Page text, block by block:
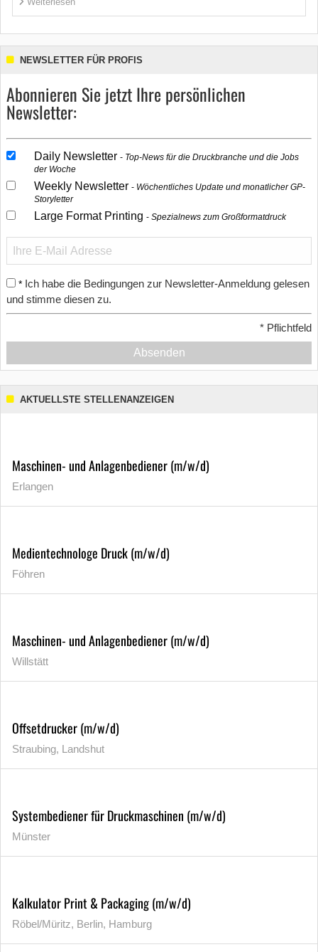
NEWSLETTER FÜR PROFIS
Abonnieren Sie jetzt Ihre persönlichen
Newsletter:
Daily Newsletter
Top-News für die Druckbranche und die Jobs
der Woche
Weekly Newsletter
Wöchentliches Update und monatlicher GP-
Storyletter
Large Format Printing Spezialnews zum Großformatdruck
* Ich habe die Bedingungen zur Newsletter-Anmeldung gelesen
und stimme diesen zu.
* Pflichtfeld
Absenden
AKTUELLSTE STELLENANZEIGEN
Maschinen- und Anlagenbediener (m/w/d)
Erlangen
Medientechnologe Druck (m/w/d)
Föhren
Maschinen- und Anlagenbediener (m/w/d)
Willstätt
Offsetdrucker (m/w/d)
Straubing, Landshut
Systembediener für Druckmaschinen (m/w/d)
Münster
Kalkulator Print & Packaging (m/w/d)
Röbel/Müritz, Berlin, Hamburg